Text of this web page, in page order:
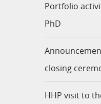
Portfolio
PhD
closing
HHP visit to